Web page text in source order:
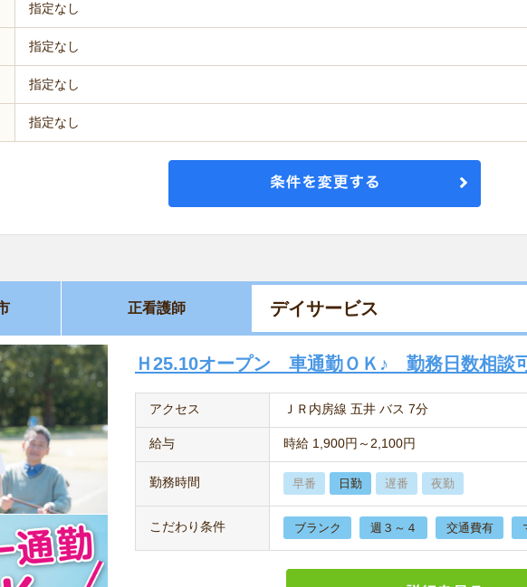
指定なし
指定なし
指定なし
指定なし
正看護師 デイサービス
Ｈ25.10オープン 車通勤ＯＫ♪ 勤務日数相談
アクセス ＪＲ内房線 五井 バス 7分
給与 時給 1,900円～2,100円
勤務時間 早番 日勤 遅番 夜勤
こだわり条件 ブランク 週３～４ 交通費有